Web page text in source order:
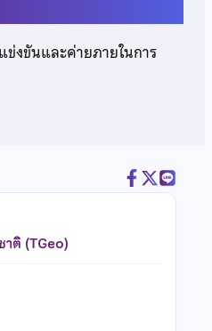
งขันและค่ายภายในการ
ติ (TGeo)